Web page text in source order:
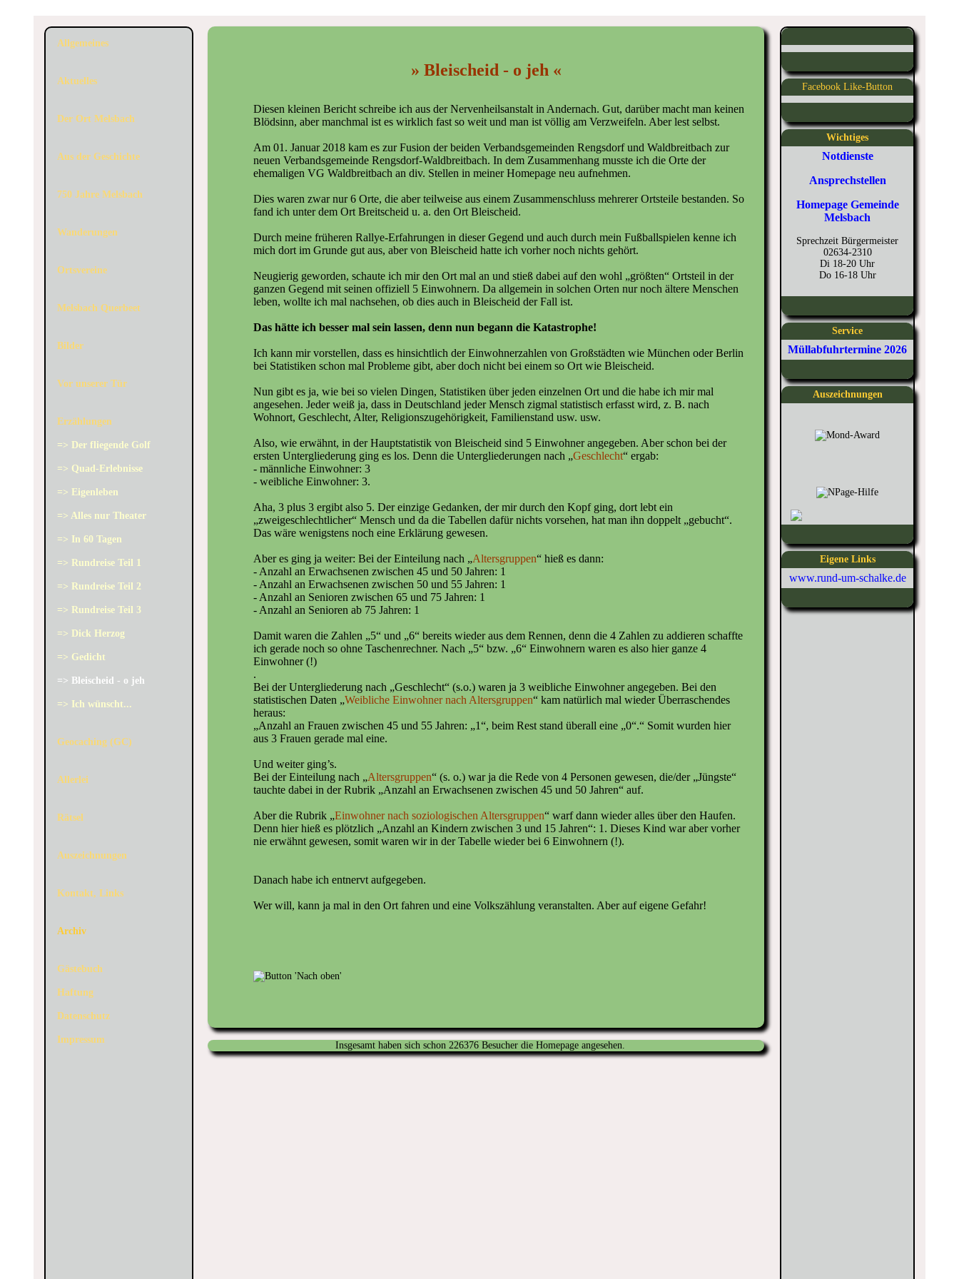
Allgemeines
Aktuelles
Der Ort Melsbach
Aus der Geschichte
750 Jahre Melsbach
Wanderungen
Ortsvereine
Melsbach Querbeet
Bilder
Vor unserer Tür
Erzählungen
=> Der fliegende Golf
=> Quad-Erlebnisse
=> Eigenleben
=> Alles nur Theater
=> In 60 Tagen
=> Rundreise Teil 1
=> Rundreise Teil 2
=> Rundreise Teil 3
=> Dick Herzog
=> Gedicht
=> Bleischeid - o jeh
=> Ich wünscht...
Geocaching (GC)
Allerlei
Rätsel
Auszeichnungen
Kontakt, Links
Archiv
Gästebuch
Haftung
Datenschutz
Impressum
» Bleischeid - o jeh «
Diesen kleinen Bericht schreibe ich aus der Nervenheilsanstalt in Andernach. Gut, darüber macht man keinen
Blödsinn, aber manchmal ist es wirklich fast so weit und man ist völlig am Verzweifeln. Aber lest selbst.
Am 01. Januar 2018 kam es zur Fusion der beiden Verbandsgemeinden Rengsdorf und Waldbreitbach zur
neuen Verbandsgemeinde Rengsdorf-Waldbreitbach. In dem Zusammenhang musste ich die Orte der
ehemaligen VG Waldbreitbach an div. Stellen in meiner Homepage neu aufnehmen.
Dies waren zwar nur 6 Orte, die aber teilweise aus einem Zusammenschluss mehrerer Ortsteile bestanden. So
fand ich unter dem Ort Breitscheid u. a. den Ort Bleischeid.
Durch meine früheren Rallye-Erfahrungen in dieser Gegend und auch durch mein Fußballspielen kenne ich
mich dort im Grunde gut aus, aber von Bleischeid hatte ich vorher noch nichts gehört.
Neugierig geworden, schaute ich mir den Ort mal an und stieß dabei auf den wohl „größten“ Ortsteil in der
ganzen Gegend mit seinen offiziell 5 Einwohnern. Da allgemein in solchen Orten nur noch ältere Menschen
leben, wollte ich mal nachsehen, ob dies auch in Bleischeid der Fall ist.
Das hätte ich besser mal sein lassen, denn nun begann die Katastrophe!
Ich kann mir vorstellen, dass es hinsichtlich der Einwohnerzahlen von Großstädten wie München oder Berlin
bei Statistiken schon mal Probleme gibt, aber doch nicht bei einem so Ort wie Bleischeid.
Nun gibt es ja, wie bei so vielen Dingen, Statistiken über jeden einzelnen Ort und die habe ich mir mal
angesehen. Jeder weiß ja, dass in Deutschland jeder Mensch zigmal statistisch erfasst wird, z. B. nach
Wohnort, Geschlecht, Alter, Religionszugehörigkeit, Familienstand usw. usw.
Also, wie erwähnt, in der Hauptstatistik von Bleischeid sind 5 Einwohner angegeben. Aber schon bei der
ersten Untergliederung ging es los. Denn die Untergliederungen nach „Geschlecht“ ergab:
- männliche Einwohner: 3
- weibliche Einwohner: 3.
Aha, 3 plus 3 ergibt also 5. Der einzige Gedanken, der mir durch den Kopf ging, dort lebt ein
„zweigeschlechtlicher“ Mensch und da die Tabellen dafür nichts vorsehen, hat man ihn doppelt „gebucht“.
Das wäre wenigstens noch eine Erklärung gewesen.
Aber es ging ja weiter: Bei der Einteilung nach „Altersgruppen“ hieß es dann:
- Anzahl an Erwachsenen zwischen 45 und 50 Jahren: 1
- Anzahl an Erwachsenen zwischen 50 und 55 Jahren: 1
- Anzahl an Senioren zwischen 65 und 75 Jahren: 1
- Anzahl an Senioren ab 75 Jahren: 1
Damit waren die Zahlen „5“ und „6“ bereits wieder aus dem Rennen, denn die 4 Zahlen zu addieren schaffte
ich gerade noch so ohne Taschenrechner. Nach „5“ bzw. „6“ Einwohnern waren es also hier ganze 4
Einwohner (!)
.
Bei der Untergliederung nach „Geschlecht“ (s.o.) waren ja 3 weibliche Einwohner angegeben. Bei den
statistischen Daten „Weibliche Einwohner nach Altersgruppen“ kam natürlich mal wieder Überraschendes
heraus:
„Anzahl an Frauen zwischen 45 und 55 Jahren: „1“, beim Rest stand überall eine „0“.“ Somit wurden hier
aus 3 Frauen gerade mal eine.
Und weiter ging’s.
Bei der Einteilung nach „Altersgruppen“ (s. o.) war ja die Rede von 4 Personen gewesen, die/der „Jüngste“
tauchte dabei in der Rubrik „Anzahl an Erwachsenen zwischen 45 und 50 Jahren“ auf.
Aber die Rubrik „Einwohner nach soziologischen Altersgruppen“ warf dann wieder alles über den Haufen.
Denn hier hieß es plötzlich „Anzahl an Kindern zwischen 3 und 15 Jahren“: 1. Dieses Kind war aber vorher
nie erwähnt gewesen, somit waren wir in der Tabelle wieder bei 6 Einwohnern (!).
Danach habe ich entnervt aufgegeben.
Wer will, kann ja mal in den Ort fahren und eine Volkszählung veranstalten. Aber auf eigene Gefahr!
Insgesamt haben sich schon 226376 Besucher die Homepage angesehen.
Facebook Like-Button
Wichtiges
Notdienste
Ansprechstellen
Homepage Gemeinde
Melsbach
Sprechzeit Bürgermeister
02634-2310
Di 18-20 Uhr
Do 16-18 Uhr
Service
Müllabfuhrtermine 2026
Auszeichnungen
Eigene Links
www.rund-um-schalke.de